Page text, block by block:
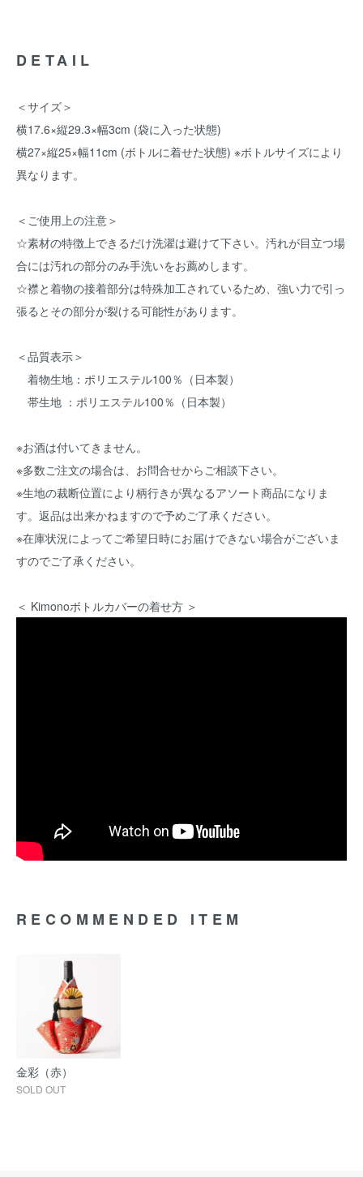
DETAIL
＜サイズ＞
横17.6×縦29.3×幅3cm (袋に入った状態)
横27×縦25×幅11cm (ボトルに着せた状態) ※ボトルサイズにより
異なります。
＜ご使用上の注意＞
☆素材の特徴上できるだけ洗濯は避けて下さい。汚れが目立つ場
合には汚れの部分のみ手洗いをお薦めします。
☆襟と着物の接着部分は特殊加工されているため、強い力で引っ
張るとその部分が裂ける可能性があります。
＜品質表示＞
着物生地：ポリエステル100％（日本製）
帯生地 ：ポリエステル100％（日本製）
※お酒は付いてきません。
※多数ご注文の場合は、お問合せからご相談下さい。
※生地の裁断位置により柄行きが異なるアソート商品になりま
す。返品は出来かねますので予めご了承ください。
※在庫状況によってご希望日時にお届けできない場合がございま
すのでご了承ください。
＜ Kimonoボトルカバーの着せ方 ＞
RECOMMENDED ITEM
金彩（赤）
SOLD OUT